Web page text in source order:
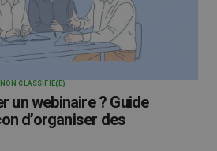
NON CLASSIFIÉ(E)
un webinaire ? Guide
d’organiser des